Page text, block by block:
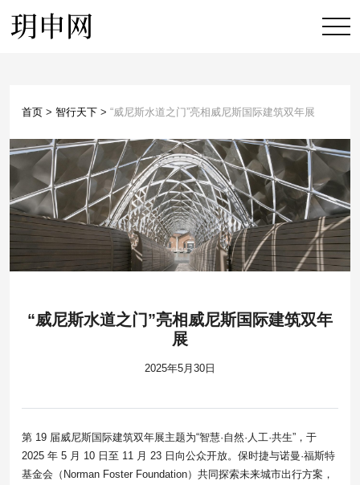
首页 > 智行天下 > “威尼斯水道之门”亮相威尼斯国际建筑双年展
“威尼斯水道之门”亮相威尼斯国际建筑双年
展
2025年5月30日
第 19 届威尼斯国际建筑双年展主题为“智慧·自然·人工·共生”，于
2025 年 5 月 10 日至 11 月 23 日向公众开放。保时捷与诺曼·福斯特
基金会（Norman Foster Foundation）共同探索未来城市出行方案，